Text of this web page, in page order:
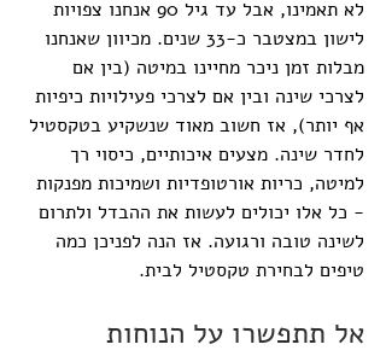
לא תאמינו, אבל עד גיל 90 אנחנו צפויות
לישון במצטבר כ-33 שנים. מכיוון שאנחנו
מבלות זמן ניכר מחיינו במיטה (בין אם
לצרכי שינה ובין אם לצרכי פעילויות כיפיות
אף יותר), אז חשוב מאוד שנשקיע בטקסטיל
לחדר שינה. מצעים איכותיים, כיסוי רך
למיטה, כריות אורטופדיות ושמיכות מפנקות
- כל אלו יכולים לעשות את ההבדל ולתרום
לשינה טובה ורגועה. אז הנה לפניכן כמה
טיפים לבחירת טקסטיל לבית.
אל תתפשרו על הנוחות